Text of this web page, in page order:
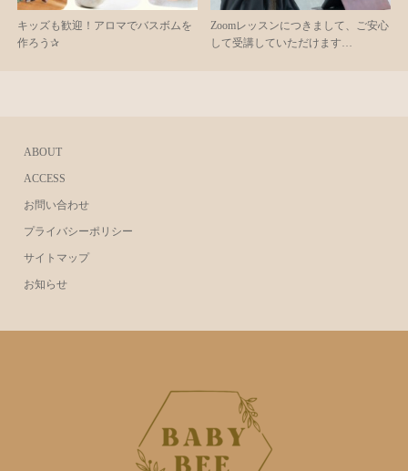
キッズも歓迎！アロマでバスボムを
作ろう✰
Zoomレッスンにつきまして、ご安心
して受講していただけます…
ABOUT
ACCESS
お問い合わせ
プライバシーポリシー
サイトマップ
お知らせ